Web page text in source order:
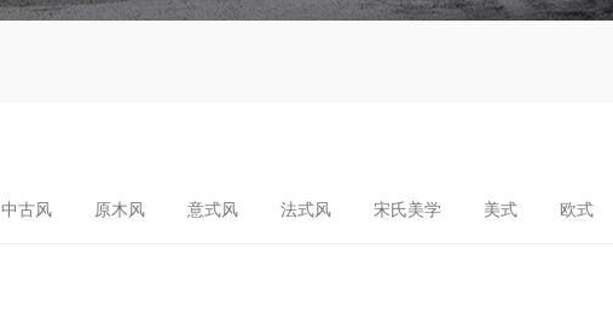
中古风 原木风 意式风 法式风 宋氏美学 美式 欧式